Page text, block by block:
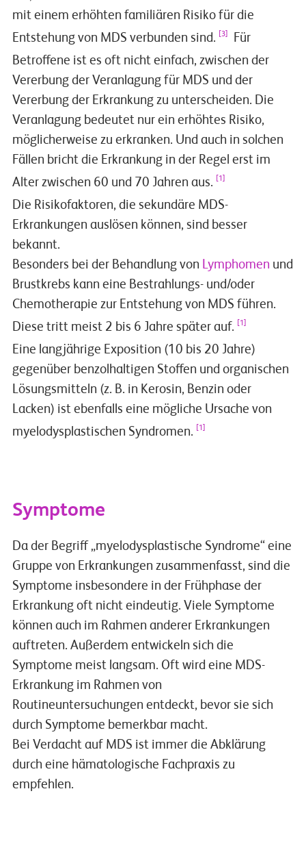
mit einem erhöhten familiären Risiko für die
Entstehung von MDS verbunden sind.
[3]
Für
Betroffene ist es oft nicht einfach, zwischen der
Vererbung der Veranlagung für MDS und der
Vererbung der Erkrankung zu unterscheiden. Die
Veranlagung bedeutet nur ein erhöhtes Risiko,
möglicherweise zu erkranken. Und auch in solchen
Fällen bricht die Erkrankung in der Regel erst im
Alter zwischen 60 und 70 Jahren aus.
[1]
Die Risikofaktoren, die sekundäre MDS-
Erkrankungen auslösen können, sind besser
bekannt.
Besonders bei der Behandlung von Lymphomen und
Brustkrebs kann eine Bestrahlungs- und/oder
Chemotherapie zur Entstehung von MDS führen.
Diese tritt meist 2 bis 6 Jahre später auf.
[1]
Eine langjährige Exposition (10 bis 20 Jahre)
gegenüber benzolhaltigen Stoffen und organischen
Lösungsmitteln (z. B. in Kerosin, Benzin oder
Lacken) ist ebenfalls eine mögliche Ursache von
myelodysplastischen Syndromen.
[1]
Symptome
Da der Begriff „myelodysplastische Syndrome“ eine
Gruppe von Erkrankungen zusammenfasst, sind die
Symptome insbesondere in der Frühphase der
Erkrankung oft nicht eindeutig. Viele Symptome
können auch im Rahmen anderer Erkrankungen
auftreten. Außerdem entwickeln sich die
Symptome meist langsam. Oft wird eine MDS-
Erkrankung im Rahmen von
Routineuntersuchungen entdeckt, bevor sie sich
durch Symptome bemerkbar macht.
Bei Verdacht auf MDS ist immer die Abklärung
durch eine hämatologische Fachpraxis zu
empfehlen.